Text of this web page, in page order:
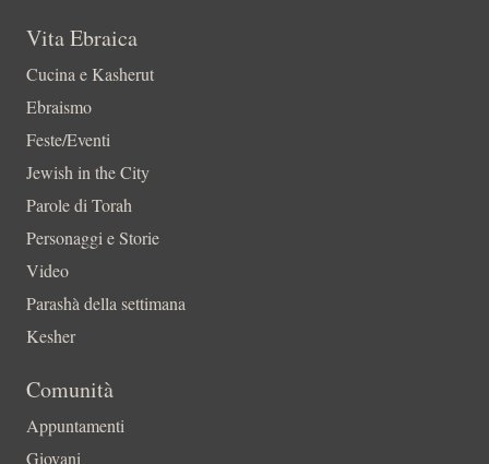
Vita Ebraica
Cucina e Kasherut
Ebraismo
Feste/Eventi
Jewish in the City
Parole di Torah
Personaggi e Storie
Video
Parashà della settimana
Kesher
Comunità
Appuntamenti
Giovani